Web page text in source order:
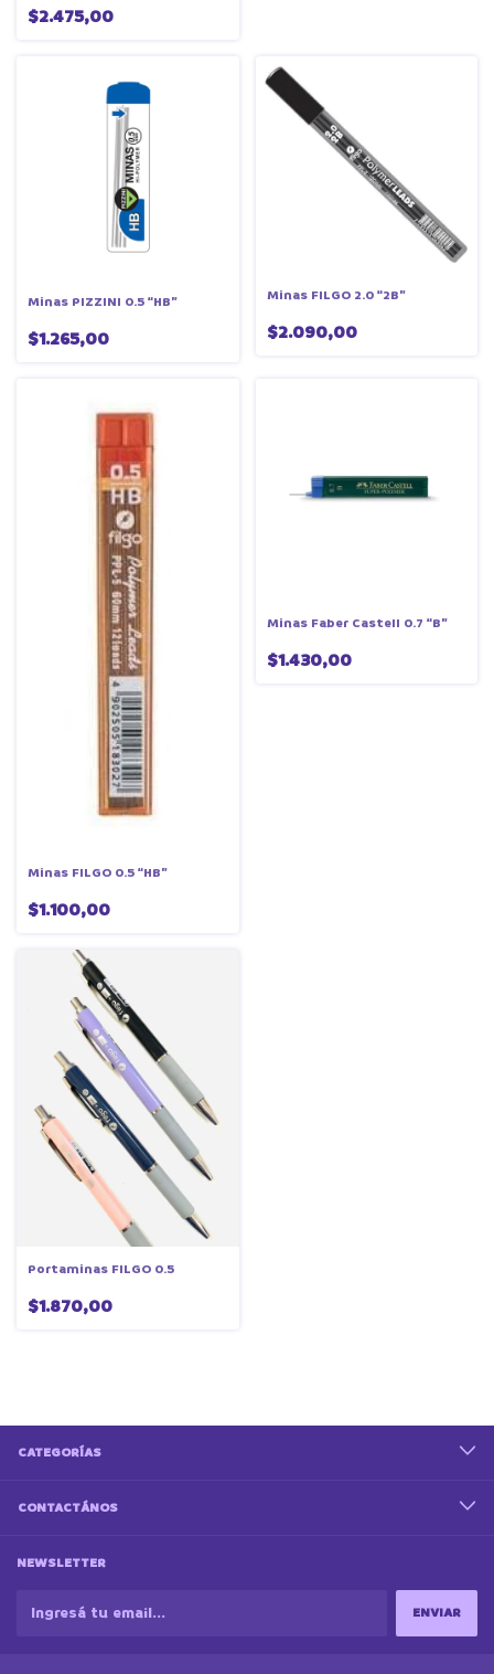
$2.475,00
Minas PIZZINI 0.5 “HB”
$1.265,00
Minas FILGO 2.0 “2B”
$2.090,00
Minas FILGO 0.5 “HB”
$1.100,00
Minas Faber Castell 0.7 “B”
$1.430,00
Portaminas FILGO 0.5
$1.870,00
CATEGORÍAS
CONTACTÁNOS
NEWSLETTER